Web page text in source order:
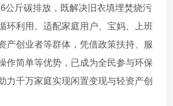
公斤碳排放，既解决旧衣填埋焚烧污
环利用。适配家庭用户、宝妈、上班
产创业者等群体，凭借政策扶持、服
作简单等优势，已成为全民参与环保
力千万家庭实现闲置变现与轻资产创